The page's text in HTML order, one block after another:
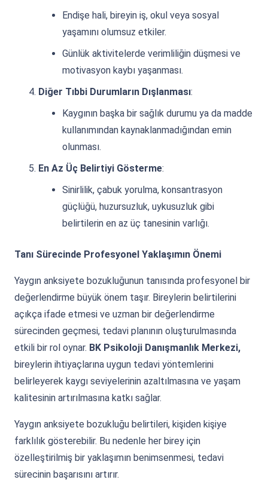
Endişe hali, bireyin iş, okul veya sosyal
yaşamını olumsuz etkiler.
Günlük aktivitelerde verimliliğin düşmesi ve
motivasyon kaybı yaşanması.
Diğer Tıbbi Durumların Dışlanması:
Kaygının başka bir sağlık durumu ya da madde
kullanımından kaynaklanmadığından emin
olunması.
En Az Üç Belirtiyi Gösterme:
Sinirlilik, çabuk yorulma, konsantrasyon
güçlüğü, huzursuzluk, uykusuzluk gibi
belirtilerin en az üç tanesinin varlığı.
Tanı Sürecinde Profesyonel Yaklaşımın Önemi
Yaygın anksiyete bozukluğunun tanısında profesyonel bir
değerlendirme büyük önem taşır. Bireylerin belirtilerini
açıkça ifade etmesi ve uzman bir değerlendirme
sürecinden geçmesi, tedavi planının oluşturulmasında
etkili bir rol oynar. BK Psikoloji Danışmanlık Merkezi,
bireylerin ihtiyaçlarına uygun tedavi yöntemlerini
belirleyerek kaygı seviyelerinin azaltılmasına ve yaşam
kalitesinin artırılmasına katkı sağlar.
Yaygın anksiyete bozukluğu belirtileri, kişiden kişiye
farklılık gösterebilir. Bu nedenle her birey için
özelleştirilmiş bir yaklaşımın benimsenmesi, tedavi
sürecinin başarısını artırır.